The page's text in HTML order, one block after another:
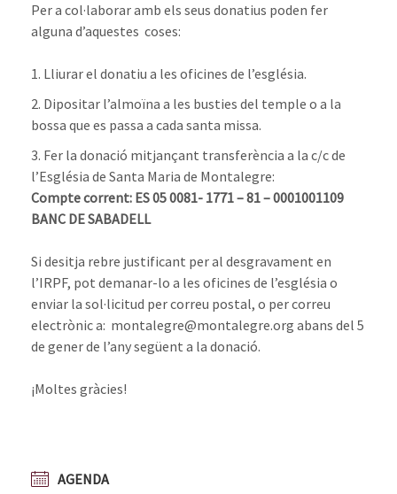
Per a col·laborar amb els seus donatius poden fer
alguna d’aquestes coses:
Lliurar el donatiu a les oficines de l’església.
Dipositar l’almoïna a les busties del temple o a la
bossa que es passa a cada santa missa.
Fer la donació mitjançant transferència a la c/c de
l’Església de Santa Maria de Montalegre:
Compte corrent: ES 05 0081- 1771 – 81 – 0001001109
BANC DE SABADELL
Si desitja rebre justificant per al desgravament en
l’IRPF, pot demanar-lo a les oficines de l’església o
enviar la sol·licitud per correu postal, o per correu
electrònic a: montalegre@montalegre.org abans del 5
de gener de l’any següent a la donació.
¡Moltes gràcies!
AGENDA